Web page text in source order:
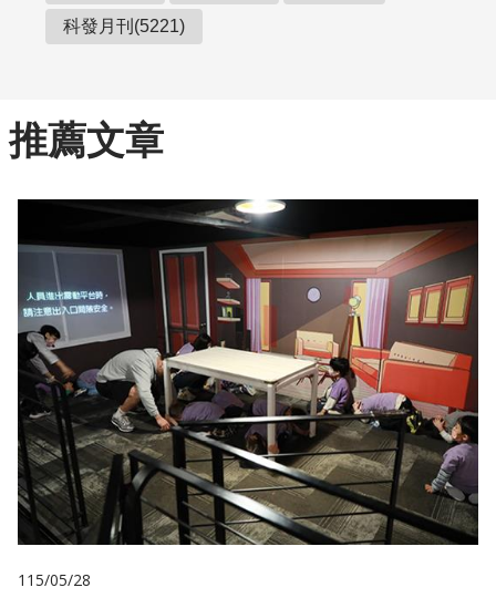
科發月刊(5221)
推薦文章
115/05/28